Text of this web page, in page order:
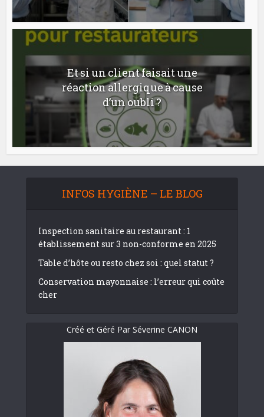
Et si un client faisait une
réaction allergique à cause
d’un oubli ?
INFOS HYGIÈNE – LE BLOG
Inspection sanitaire au restaurant : 1
établissement sur 3 non-conforme en 2025
Table d’hôte ou resto chez soi : quel statut ?
Conservation mayonnaise : l’erreur qui coûte
cher
Créé et Géré Par Séverine CANON